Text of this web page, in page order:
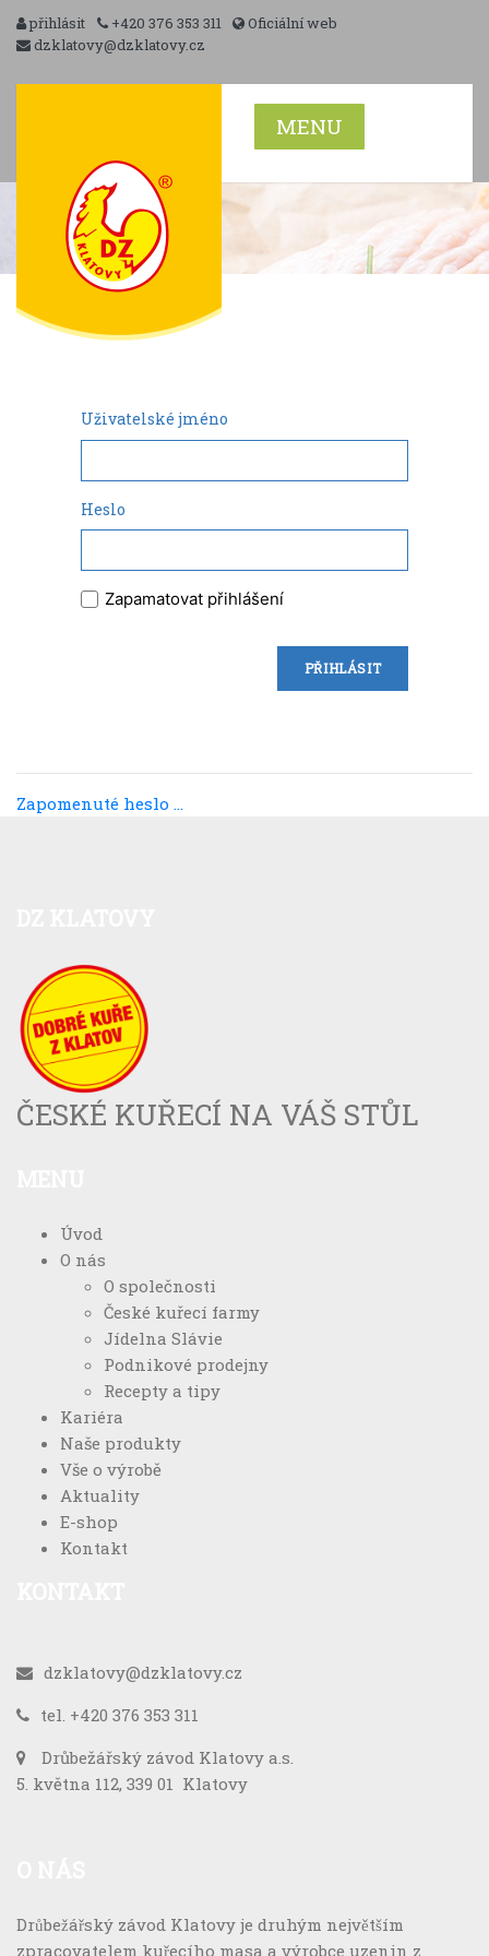
přihlásit +420 376 353 311
Oficiální web
dzklatovy@dzklatovy.cz
MENU
Uživatelské jméno
Heslo
Zapamatovat přihlášení
Zapomenuté heslo ...
ČESKÉ KUŘECÍ NA VÁŠ STŮL
Úvod
O nás
O společnosti
České kuřecí farmy
Jídelna Slávie
Podnikové prodejny
Recepty a tipy
Kariéra
Naše produkty
Vše o výrobě
Aktuality
E-shop
Kontakt
dzklatovy@dzklatovy.cz
tel. +420 376 353 311
Drůbežářský závod Klatovy a.s.
5. května 112, 339 01 Klatovy
Drůbežářský závod Klatovy je druhým největším
zpracovatelem kuřecího masa a výrobce uzenin z